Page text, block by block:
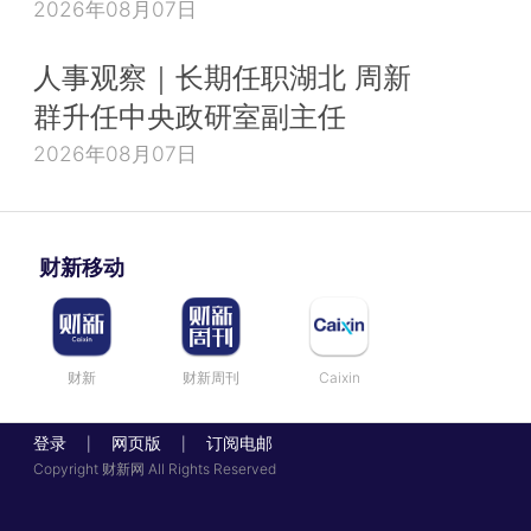
2026年08月07日
人事观察｜长期任职湖北 周新
群升任中央政研室副主任
2026年08月07日
财新移动
财新 财新周刊 Caixin
登录 网页版 订阅电邮
Copyright 财新网 All Rights Reserved